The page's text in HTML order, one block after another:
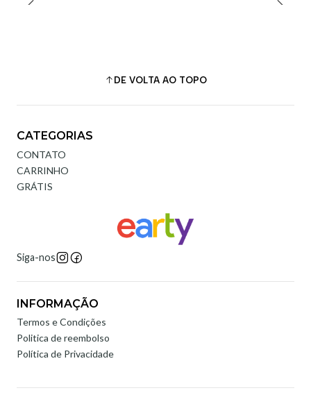
DE VOLTA AO TOPO
CATEGORIAS
CONTATO
CARRINHO
GRÁTIS
Siga-nos
INFORMAÇÃO
Termos e Condições
Politica de reembolso
Política de Privacidade